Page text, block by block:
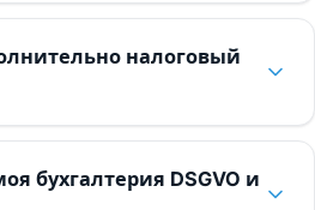
налоговый
бухгалтерия DSGVO и